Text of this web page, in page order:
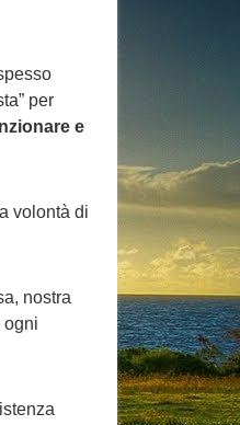
per
e
volontà di
nostra
ogni